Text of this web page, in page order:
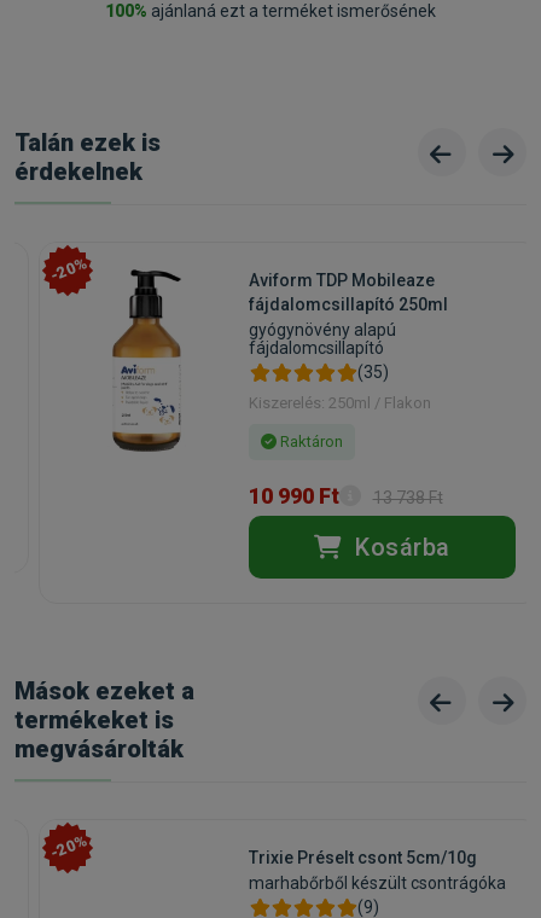
100% ajánlaná ezt a terméket ismerősének
Talán ezek is
érdekelnek
-20%
Aviform TDP Mobileaze
fájdalomcsillapító 250ml
gyógynövény alapú
fájdalomcsillapító
(35)
Kiszerelés: 250ml / Flakon
Raktáron
10 990 Ft 13 738 Ft
Kosárba
Mások ezeket a
termékeket is
megvásárolták
-20%
Trixie Préselt csont 5cm/10g
marhabőrből készült csontrágóka
(9)